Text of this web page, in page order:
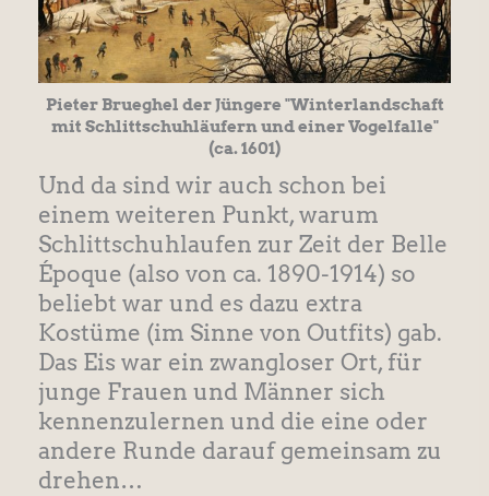
Pieter Brueghel der Jüngere "Winterlandschaft
mit Schlittschuhläufern und einer Vogelfalle"
(ca. 1601)
Und da sind wir auch schon bei
einem weiteren Punkt, warum
Schlittschuhlaufen zur Zeit der Belle
Époque (also von ca. 1890-1914) so
beliebt war und es dazu extra
Kostüme (im Sinne von Outfits) gab.
Das Eis war ein zwangloser Ort, für
junge Frauen und Männer sich
kennenzulernen und die eine oder
andere Runde darauf gemeinsam zu
drehen…